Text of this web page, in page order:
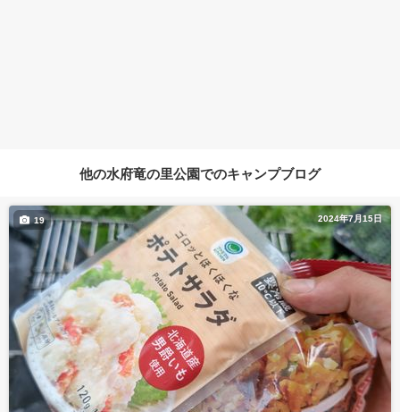
他の水府竜の里公園でのキャンプブログ
2024年7月15日
19